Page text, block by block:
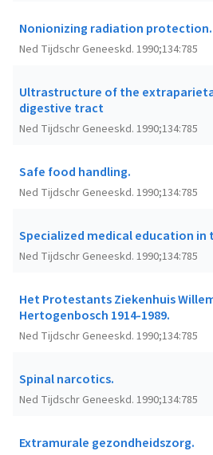
Nonionizing radiation protection.
Ned Tijdschr Geneeskd. 1990;134:785
Ultrastructure of the
digestive tract
Ned Tijdschr Geneeskd. 1990;134:785
Safe food handling.
Ned Tijdschr Geneeskd. 1990;134:785
Specialized medical education in
Ned Tijdschr Geneeskd. 1990;134:785
Het Protestants Ziekenhuis
Hertogenbosch 1914-1989.
Ned Tijdschr Geneeskd. 1990;134:785
Spinal narcotics.
Ned Tijdschr Geneeskd. 1990;134:785
Extramurale gezondheidszorg.